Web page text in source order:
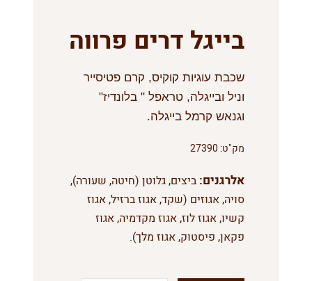
בייגל דרים פרווה
שכבת עוגיות קוקיס, קרם פטיסייר
וניל ובייגלה, טראפל " בלונדיז"
וגנאש קרמל בייגלה.
מק"ט: 27390
אלרגנים:ביצים, גלוטן (חיטה, שעורה),
סויה, אגוזים (שקד, אגוז ברזיל, אגוז
קשיו, אגוז לוז, אגוז מקדמיה, אגוז
פקאן, פיסטוק, אגוז מלך).